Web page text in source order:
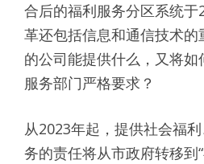
合后的福利服务分区系统
革还包括信息和通信技术
的公司能提供什么，又将
服务部门严格要求？
从2023年起，提供社会福
务的责任将从市政府转移到